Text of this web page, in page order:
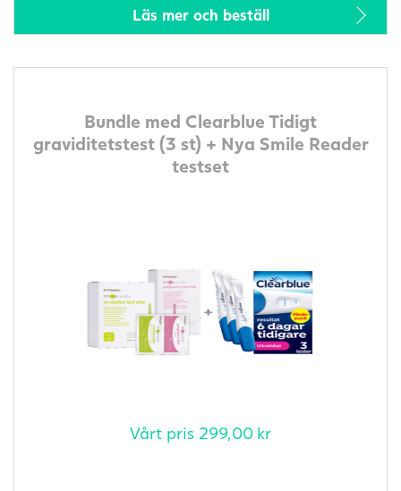
Läs mer och beställ
Bundle med Clearblue Tidigt
graviditetstest (3 st) + Nya Smile Reader
testset
Vårt pris 299,00 kr